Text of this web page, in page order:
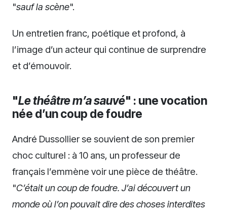
"sauf la scène".
Un entretien franc, poétique et profond, à
l’image d’un acteur qui continue de surprendre
et d’émouvoir.
"Le théâtre m’a sauvé" : une vocation
née d’un coup de foudre
André Dussollier se souvient de son premier
choc culturel : à 10 ans, un professeur de
français l’emmène voir une pièce de théâtre.
"C’était un coup de foudre. J’ai découvert un
monde où l’on pouvait dire des choses interdites